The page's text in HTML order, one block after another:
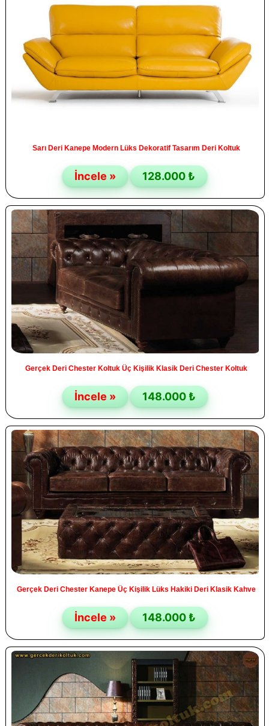
Sarı Deri Kanepe Modern Lüks Dekoratif Tasarım Deri Koltuk
İncele » 128.000 ₺
Gerçek Deri Chester Koltuk Üç Kişilik Klasik Deri Chester Koltuk
İncele » 148.000 ₺
Gerçek Deri Chester Kanepe Üç Kişilik Lüks Hakiki Deri Klasik Kahve
İncele » 148.000 ₺